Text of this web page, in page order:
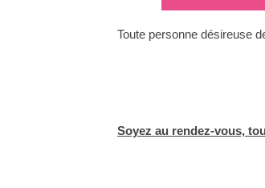
Toute personne désireuse
Soyez au rendez-vous,